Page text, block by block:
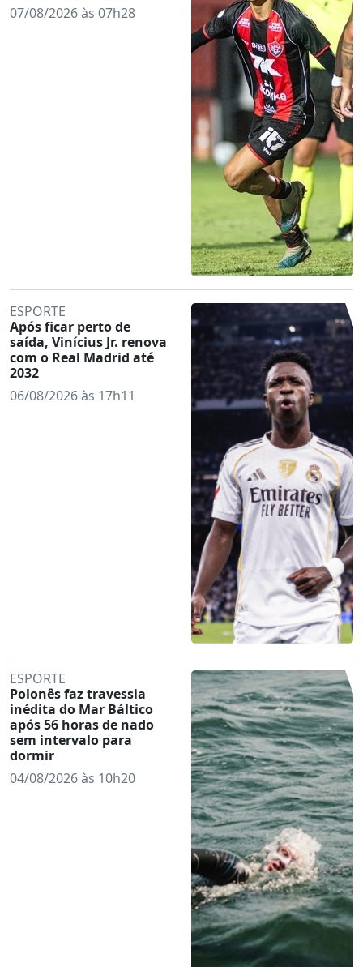
07/08/2026 às 07h28
ESPORTE
Após ficar perto de
saída, Vinícius Jr. renova
com o Real Madrid até
2032
06/08/2026 às 17h11
ESPORTE
Polonês faz travessia
inédita do Mar Báltico
após 56 horas de nado
sem intervalo para
dormir
04/08/2026 às 10h20